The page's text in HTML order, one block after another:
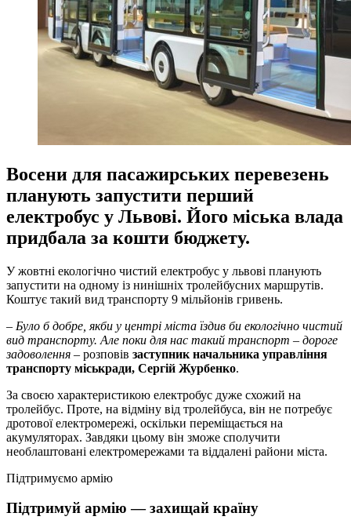
Восени для пасажирських перевезень
планують запустити перший
електробус у Львові. Його міська влада
придбала за кошти бюджету.
У жовтні екологічно чистий електробус у львові планують
запустити на одному із нинішніх тролейбусних маршрутів.
Коштує такий вид транспорту 9 мільйонів гривень.
– Було б добре, якби у центрі міста їздив би екологічно чистий
вид транспорту. Але поки для нас такий транспорт – дороге
задоволення – розповів заступник начальника управління
транспорту міськради, Сергій Журбенко.
За своєю характеристикою електробус дуже схожий на
тролейбус. Проте, на відміну від тролейбуса, він не потребує
дротової електромережі, оскільки переміщається на
акумуляторах. Завдяки цьому він зможе сполучити
необлаштовані електромережами та віддалені райони міста.
Підтримуємо армію
Підтримуй армію — захищай країну